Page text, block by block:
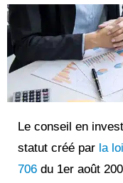
Le conseil en
statut créé par la
706 du 1er août